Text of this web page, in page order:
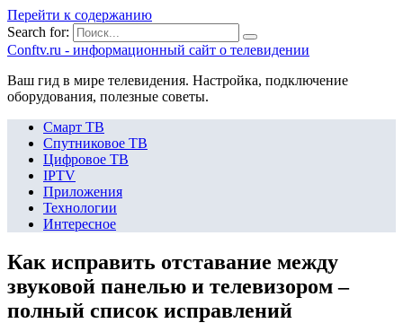
Перейти к содержанию
Search for:
Сonftv.ru - информационный сайт о телевидении
Ваш гид в мире телевидения. Настройка, подключение
оборудования, полезные советы.
Смарт ТВ
Спутниковое ТВ
Цифровое ТВ
IPTV
Приложения
Технологии
Интересное
Как исправить отставание между
звуковой панелью и телевизором –
полный список исправлений